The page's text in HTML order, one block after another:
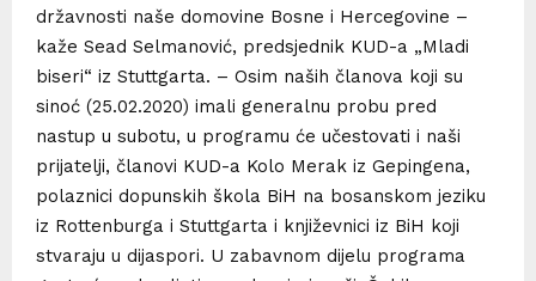
državnosti naše domovine Bosne i Hercegovine –
kaže Sead Selmanović, predsjednik KUD-a „Mladi
biseri“ iz Stuttgarta. – Osim naših članova koji su
sinoć (25.02.2020) imali generalnu probu pred
nastup u subotu, u programu će učestovati i naši
prijatelji, članovi KUD-a Kolo Merak iz Gepingena,
polaznici dopunskih škola BiH na bosanskom jeziku
iz Rottenburga i Stuttgarta i književnici iz BiH koji
stvaraju u dijaspori. U zabavnom dijelu programa